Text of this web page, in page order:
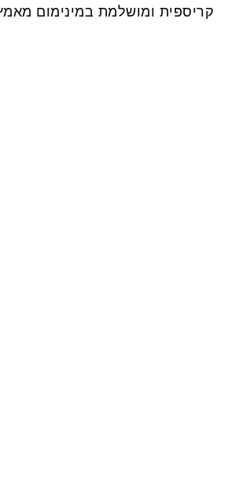
קריספית ומושלמת במינימום